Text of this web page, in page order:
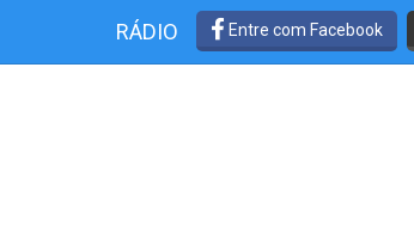
RÁDIO Entre com Facebook